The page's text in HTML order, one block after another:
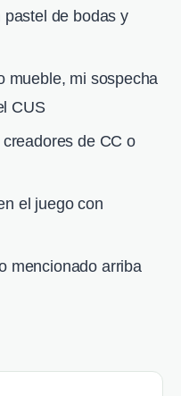
de bodas y
mueble, mi sospecha
CUS
de CC o
el juego con
mencionado arriba